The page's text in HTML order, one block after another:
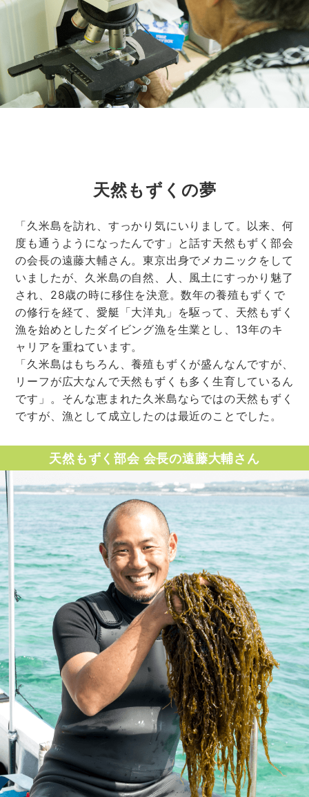
天然もずくの夢
「久米島を訪れ、すっかり気にいりまして。以来、何
度も通うようになったんです」と話す天然もずく部会
の会長の遠藤大輔さん。東京出身でメカニックをして
いましたが、久米島の自然、人、風土にすっかり魅了
され、28歳の時に移住を決意。数年の養殖もずくで
の修行を経て、愛艇「大洋丸」を駆って、天然もずく
漁を始めとしたダイビング漁を生業とし、13年のキ
ャリアを重ねています。
「久米島はもちろん、養殖もずくが盛んなんですが、
リーフが広大なんで天然もずくも多く生育しているん
です」。そんな恵まれた久米島ならではの天然もずく
ですが、漁として成立したのは最近のことでした。
天然もずく部会 会長の遠藤大輔さん